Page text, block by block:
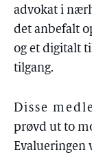
advokat i
det anbefalt
og et digitalt
tilgang.
Disse
prøvd ut to
Evalueringen